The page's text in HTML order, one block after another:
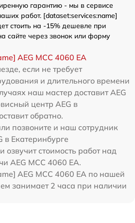
гарантию - мы в сервисе
работ. [dataset:services:name]
стоить на -15% дешевле при
сайте через звонок или форму
AEG MCC 4060 EA
если не требует
и длительного времени
наш мастер доставит AEG
центр AEG в
обратно.
позвоните и наш сотрудник
в Екатеринбурге
озвучит стоимость работ над
AEG MCC 4060 EA.
AEG MCC 4060 EA по нашей
занимает 2 часа при наличии